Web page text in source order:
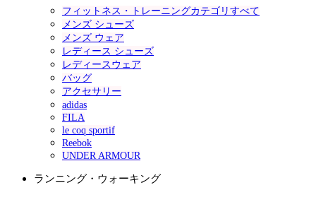
フィットネス・トレーニングカテゴリすべて
メンズ シューズ
メンズ ウェア
レディース シューズ
レディースウェア
バッグ
アクセサリー
adidas
FILA
le coq sportif
Reebok
UNDER ARMOUR
ランニング・ウォーキング